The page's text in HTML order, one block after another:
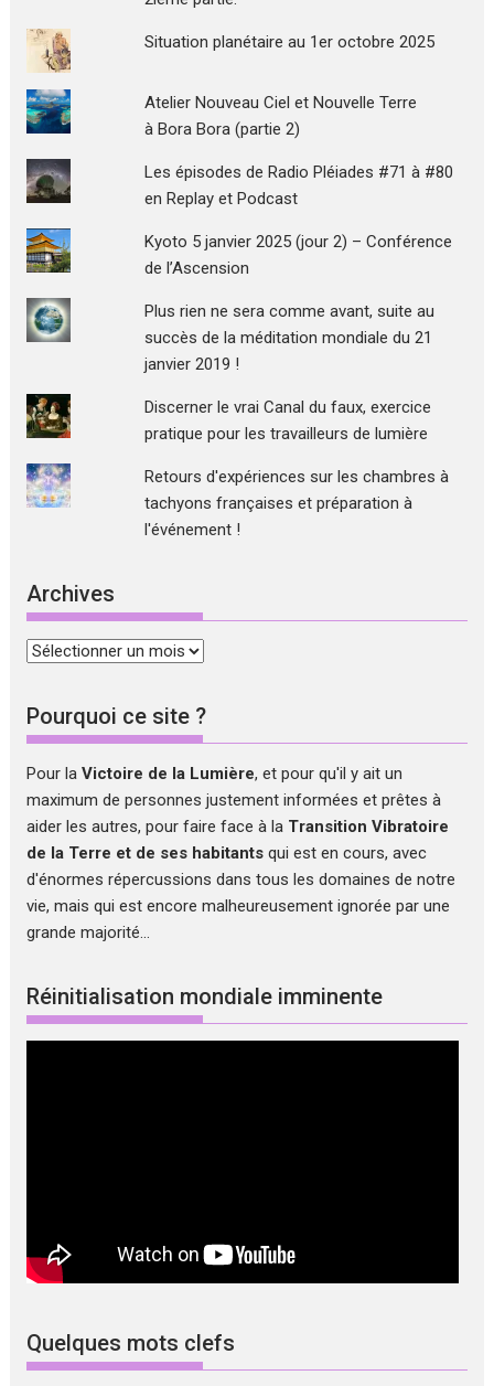
Situation planétaire au 1er octobre 2025
Atelier Nouveau Ciel et Nouvelle Terre
à Bora Bora (partie 2)
Les épisodes de Radio Pléiades #71 à #80
en Replay et Podcast
Kyoto 5 janvier 2025 (jour 2) – Conférence
de l’Ascension
Plus rien ne sera comme avant, suite au
succès de la méditation mondiale du 21
janvier 2019 !
Discerner le vrai Canal du faux, exercice
pratique pour les travailleurs de lumière
Retours d'expériences sur les chambres à
tachyons françaises et préparation à
l'événement !
Archives
Archives
Pourquoi ce site ?
Pour laVictoire de la Lumière, et pour qu'il y ait un
maximum de personnes justement informées et prêtes à
aider les autres, pour faire face à la Transition Vibratoire
de la Terre et de ses habitants qui est en cours, avec
d'énormes répercussions dans tous les domaines de notre
vie, mais qui est encore malheureusement ignorée par une
grande majorité...
Réinitialisation mondiale imminente
Quelques mots clefs